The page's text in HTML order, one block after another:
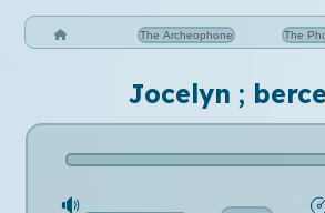
The Archeophone The
Jocelyn ;